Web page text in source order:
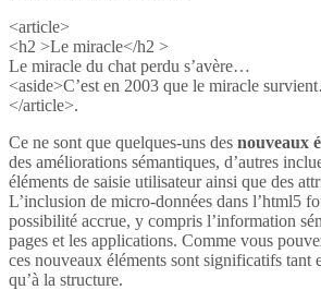
<article>
<h2 >Le miracle</h2 >
Le miracle du chat perdu s’avère…
<aside>C’est en 2003 que le miracle
</article>.
Ce ne sont que quelques-uns des nouveaux
des améliorations sémantiques, d’autres
éléments de saisie utilisateur ainsi que des
L’inclusion de micro-données dans l’html5
possibilité accrue, y compris l’information
pages et les applications. Comme vous
ces nouveaux éléments sont significatifs tant
qu’à la structure.